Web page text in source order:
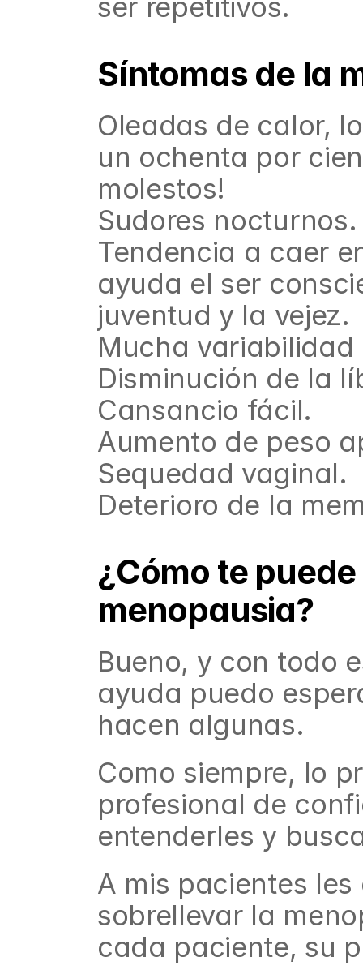
Síntomas de la
Oleadas de calor,
un ochenta por
molestos!
Sudores nocturnos.
Tendencia a caer
ayuda el ser
juventud y la vejez.
Mucha variabilidad
Disminución de la
Cansancio fácil.
Aumento de peso
Sequedad vaginal.
Deterioro de la
¿Cómo te
menopausia?
Bueno, y con todo
ayuda puedo
hacen algunas.
Como siempre, lo
profesional de
entenderles y
A mis pacientes
sobrellevar la
cada paciente, su